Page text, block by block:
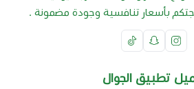
بأسعار تنافسية وجودة مضمونة .
تطبيق الجوال